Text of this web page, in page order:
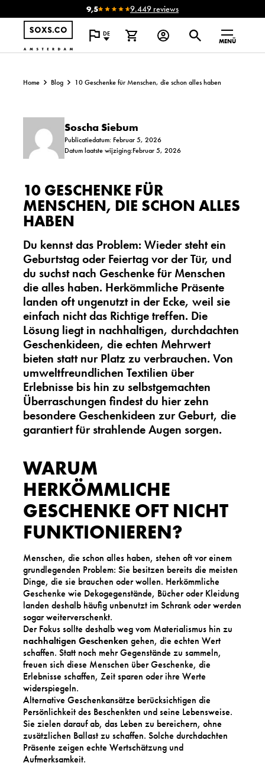
9,5 9.449 reviews
DE
MENÜ
Home Blog 10 Geschenke für Menschen, die schon alles haben
Soscha Siebum
Publicatiedatum: Februar 5, 2026
Datum laatste wijziging:Februar 5, 2026
10 GESCHENKE FÜR
MENSCHEN, DIE SCHON ALLES
HABEN
Du kennst das Problem: Wieder steht ein
Geburtstag oder Feiertag vor der Tür, und
du suchst nach Geschenke für Menschen
die alles haben. Herkömmliche Präsente
landen oft ungenutzt in der Ecke, weil sie
einfach nicht das Richtige treffen. Die
Lösung liegt in nachhaltigen, durchdachten
Geschenkideen, die echten Mehrwert
bieten statt nur Platz zu verbrauchen. Von
umweltfreundlichen Textilien über
Erlebnisse bis hin zu selbstgemachten
Überraschungen findest du hier zehn
besondere Geschenkideen zur Geburt, die
garantiert für strahlende Augen sorgen.
WARUM
HERKÖMMLICHE
GESCHENKE OFT NICHT
FUNKTIONIEREN?
Menschen, die schon alles haben, stehen oft vor einem
grundlegenden Problem: Sie besitzen bereits die meisten
Dinge, die sie brauchen oder wollen. Herkömmliche
Geschenke wie Dekogegenstände, Bücher oder Kleidung
landen deshalb häufig unbenutzt im Schrank oder werden
sogar weiterverschenkt.
Der Fokus sollte deshalb weg vom Materialismus hin zu
nachhaltigen Geschenken gehen, die echten Wert
schaffen. Statt noch mehr Gegenstände zu sammeln,
freuen sich diese Menschen über Geschenke, die
Erlebnisse schaffen, Zeit sparen oder ihre Werte
widerspiegeln.
Alternative Geschenkansätze berücksichtigen die
Persönlichkeit des Beschenkten und seine Lebensweise.
Sie zielen darauf ab, das Leben zu bereichern, ohne
zusätzlichen Ballast zu schaffen. Solche durchdachten
Präsente zeigen echte Wertschätzung und
Aufmerksamkeit.